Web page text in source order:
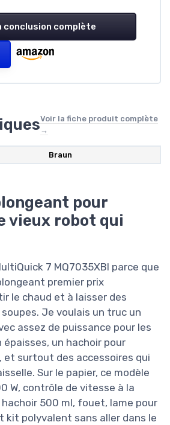
conclusion complète
Voir la fiche produit complète
→
‎Braun
pour
vieux robot qui
7 MQ7035XBI parce que
premier prix
le chaud et à laisser des
Je voulais un truc un
assez de puissance pour les
épaisses, un hachoir pour
et surtout des accessoires qui
Sur le papier, ce modèle
W, contrôle de vitesse à la
500 ml, fouet, lame pour
kit polyvalent sans aller dans le